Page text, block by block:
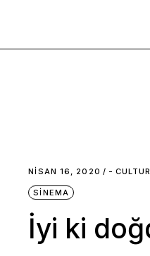
NISAN 16, 2020 -
SINEMA
İyi ki